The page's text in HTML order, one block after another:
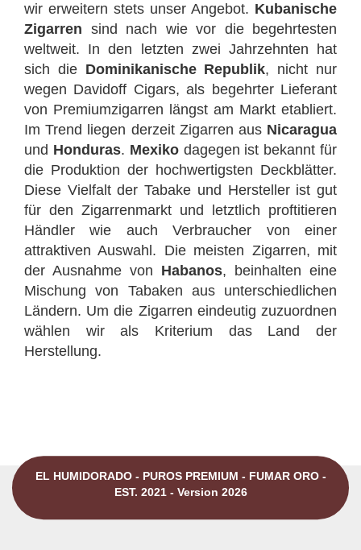
wir erweitern stets unser Angebot. Kubanische
Zigarren sind nach wie vor die begehrtesten
weltweit. In den letzten zwei Jahrzehnten hat
sich die Dominikanische Republik, nicht nur
wegen Davidoff Cigars, als begehrter Lieferant
von Premiumzigarren längst am Markt etabliert.
Im Trend liegen derzeit Zigarren aus Nicaragua
und Honduras. Mexikodagegen ist bekannt für
die Produktion der hochwertigsten Deckblätter.
Diese Vielfalt der Tabake und Hersteller ist gut
für den Zigarrenmarkt und letztlich proftitieren
Händler wie auch Verbraucher von einer
attraktiven Auswahl. Die meisten Zigarren, mit
der Ausnahme von Habanos, beinhalten eine
Mischung von Tabaken aus unterschiedlichen
Ländern. Um die Zigarren eindeutig zuzuordnen
wählen wir als Kriterium das Land der
Herstellung.
EL HUMIDORADO - PUROS PREMIUM - FUMAR ORO -
EST. 2021 - Version 2026